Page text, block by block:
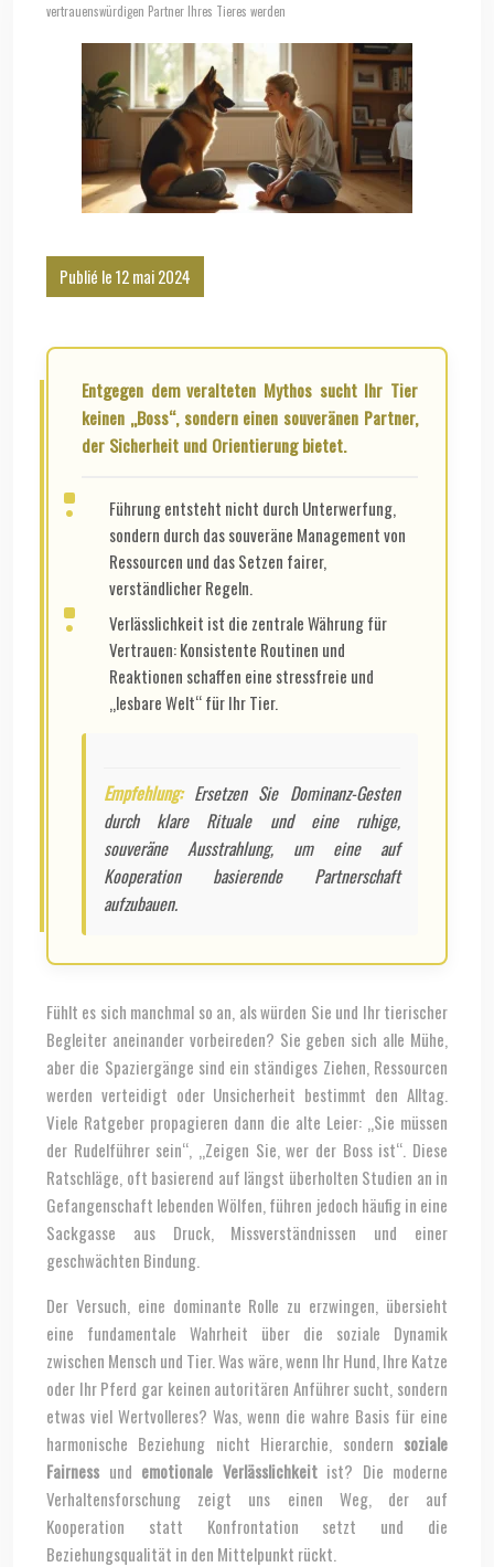
vertrauenswürdigen Partner Ihres Tieres werden
Publié le 12 mai 2024
Entgegen dem veralteten Mythos sucht Ihr Tier
keinen „Boss“, sondern einen souveränen Partner,
der Sicherheit und Orientierung bietet.
Führung entsteht nicht durch Unterwerfung,
sondern durch das souveräne Management von
Ressourcen und das Setzen fairer,
verständlicher Regeln.
Verlässlichkeit ist die zentrale Währung für
Vertrauen: Konsistente Routinen und
Reaktionen schaffen eine stressfreie und
„lesbare Welt“ für Ihr Tier.
Empfehlung:Ersetzen Sie Dominanz-Gesten
durch klare Rituale und eine ruhige,
souveräne Ausstrahlung, um eine auf
Kooperation basierende Partnerschaft
aufzubauen.
Fühlt es sich manchmal so an, als würden Sie und Ihr tierischer
Begleiter aneinander vorbeireden? Sie geben sich alle Mühe,
aber die Spaziergänge sind ein ständiges Ziehen, Ressourcen
werden verteidigt oder Unsicherheit bestimmt den Alltag.
Viele Ratgeber propagieren dann die alte Leier: „Sie müssen
der Rudelführer sein“, „Zeigen Sie, wer der Boss ist“. Diese
Ratschläge, oft basierend auf längst überholten Studien an in
Gefangenschaft lebenden Wölfen, führen jedoch häufig in eine
Sackgasse aus Druck, Missverständnissen und einer
geschwächten Bindung.
Der Versuch, eine dominante Rolle zu erzwingen, übersieht
eine fundamentale Wahrheit über die soziale Dynamik
zwischen Mensch und Tier. Was wäre, wenn Ihr Hund, Ihre Katze
oder Ihr Pferd gar keinen autoritären Anführer sucht, sondern
etwas viel Wertvolleres? Was, wenn die wahre Basis für eine
harmonische Beziehung nicht Hierarchie, sondern soziale
Fairness und emotionale Verlässlichkeitist? Die moderne
Verhaltensforschung zeigt uns einen Weg, der auf
Kooperation statt Konfrontation setzt und die
Beziehungsqualität in den Mittelpunkt rückt.